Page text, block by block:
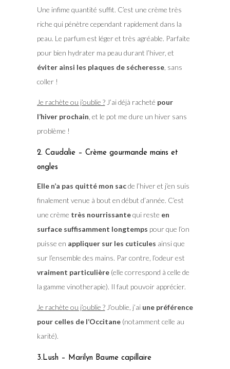
Une infime quantité suffit. C’est une crème très
riche qui pénètre cependant rapidement dans la
peau. Le parfum est léger et très agréable. Parfaite
pour bien hydrater ma peau durant l’hiver, et
éviter ainsi les plaques de sécheresse, sans
coller !
Je rachète ou j’oublie ?J’ai déjà racheté pour
l’hiver prochain , et le pot me dure un hiver sans
problème !
2. Caudalie – Crème gourmande mains et
ongles
Elle n’a pas quitté mon sacde l’hiver et j’en suis
finalement venue à bout en début d’année. C’est
une crème très nourrissantequi reste en
surface suffisamment longtemps pour que l’on
puisse en appliquer sur les cuticules ainsi que
sur l’ensemble des mains. Par contre, l’odeur est
vraiment particulière(elle correspond à celle de
la gamme vinotherapie). Il faut pouvoir apprécier.
Je rachète ou j’oublie ?J’oublie, j’ai une préférence
pour celles de l’Occitane(notamment celle au
karité).
3.Lush – Marilyn Baume capillaire